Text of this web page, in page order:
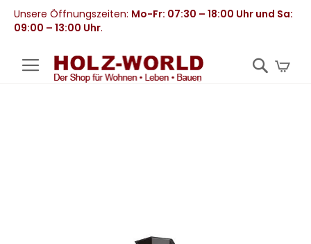
Unsere Öffnungszeiten: Mo-Fr: 07:30 – 18:00 Uhr und Sa:
09:00 – 13:00 Uhr.